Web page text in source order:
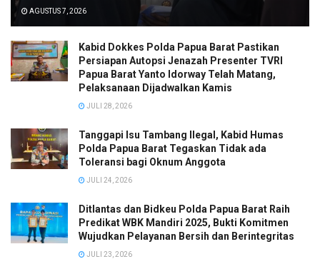
AGUSTUS 7, 2026
Kabid Dokkes Polda Papua Barat Pastikan
Persiapan Autopsi Jenazah Presenter TVRI
Papua Barat Yanto Idorway Telah Matang,
Pelaksanaan Dijadwalkan Kamis
JULI 28, 2026
Tanggapi Isu Tambang Ilegal, Kabid Humas
Polda Papua Barat Tegaskan Tidak ada
Toleransi bagi Oknum Anggota
JULI 24, 2026
Ditlantas dan Bidkeu Polda Papua Barat Raih
Predikat WBK Mandiri 2025, Bukti Komitmen
Wujudkan Pelayanan Bersih dan Berintegritas
JULI 23, 2026